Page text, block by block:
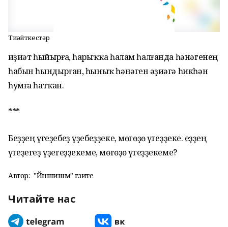
Тиҙәйткестәр
Һиҙиәт һыйырға, һарыҡҡа һалам һалғанда һәнәгенең
һабын һындырған, һыныҡ һәнәген Һәҙиәгә һикһән
һумға һатҡан.
***
Беҙҙең үгеҙебеҙ үҙебеҙҙеке, мөгөҙө үгеҙҙеке. Һеҙҙең
үгеҙегеҙ үҙегеҙҙекеме, мөгөҙө үгеҙҙекеме?
Автор: "Йәншишмә" гәзите
Читайте нас